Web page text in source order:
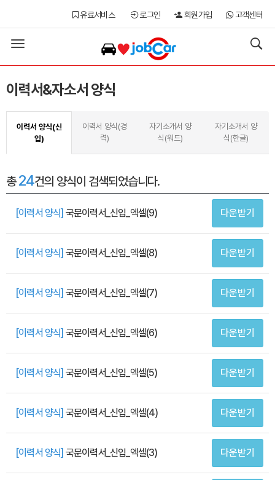
유료서비스 로그인 회원가입 고객센터
Toggle
navigation
이력서&자소서 양식
이력서 양식(신
입)
이력서 양식(경
력)
자기소개서 양
식(워드)
자기소개서 양
식(한글)
총24건의 양식이 검색되었습니다.
[이력서 양식] 국문이력서_신입_엑셀(9) 다운받기
[이력서 양식] 국문이력서_신입_엑셀(8) 다운받기
[이력서 양식] 국문이력서_신입_엑셀(7) 다운받기
[이력서 양식] 국문이력서_신입_엑셀(6) 다운받기
[이력서 양식] 국문이력서_신입_엑셀(5) 다운받기
[이력서 양식] 국문이력서_신입_엑셀(4) 다운받기
[이력서 양식] 국문이력서_신입_엑셀(3) 다운받기